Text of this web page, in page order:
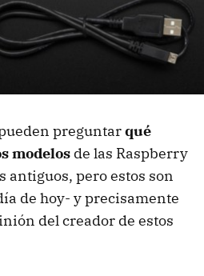
preguntarqué
modelos de las Raspberry
antiguos, pero estos son
de hoy- y precisamente
del creador de estos